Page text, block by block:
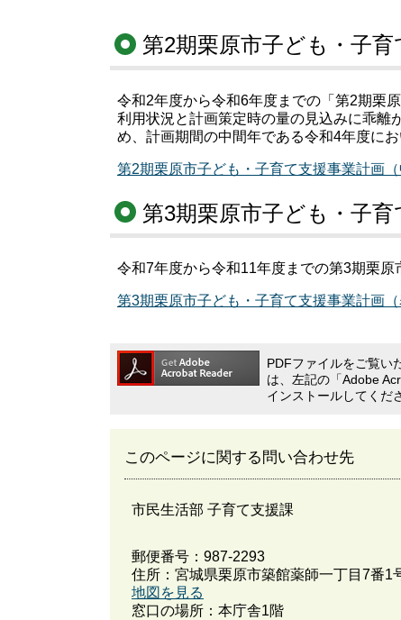
第2期栗原市子ども・子
令和2年度から令和6年度までの「第2期栗
利用状況と計画策定時の量の見込みに乖離
め、計画期間の中間年である令和4年度にお
第2期栗原市子ども・子育て支援事業計画
第3期栗原市子ども・子育
令和7年度から令和11年度までの第3期栗原
第3期栗原市子ども・子育て支援事業計画
PDFファイルをご覧い
は、左記の「Adobe
インストールしてくだ
このページに関する問い合わせ先
市民生活部 子育て支援課
郵便番号：987-2293
住所：宮城県栗原市築館薬師一丁目7番1
地図を見る
窓口の場所：本庁舎1階